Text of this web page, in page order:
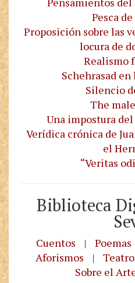
Pesca
Proposición sobre las
locura de
Realismo
Schehrasad
Silencio
The
Una impostura
Verídica crónica de
el
“Veritas
Biblioteca
Cuentos | Poemas
Aforismos
| Teatro
Sobre el